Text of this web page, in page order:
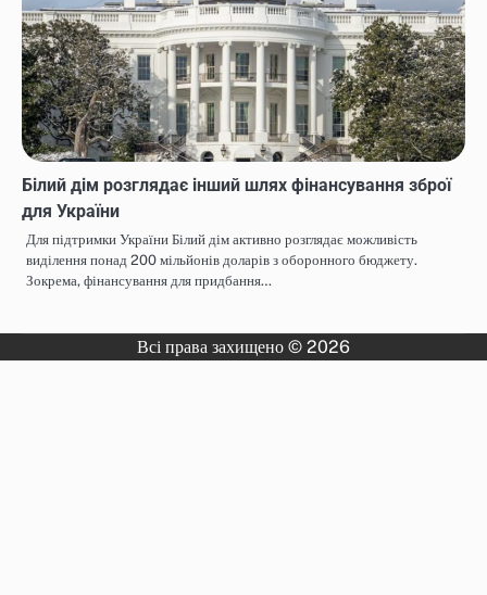
Білий дім розглядає інший шлях фінансування зброї
для України
Для підтримки України Білий дім активно розглядає можливість
виділення понад 200 мільйонів доларів з оборонного бюджету.
Зокрема, фінансування для придбання…
Всі права захищено © 2026